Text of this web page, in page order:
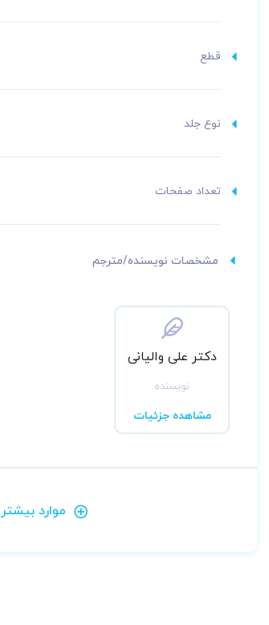
قطع
نوع جلد
تعداد صفحات
مشخصات نویسنده/مترجم
دکتر علی والیانی
نویسنده
مشاهده جزئیات
موارد بیشتر